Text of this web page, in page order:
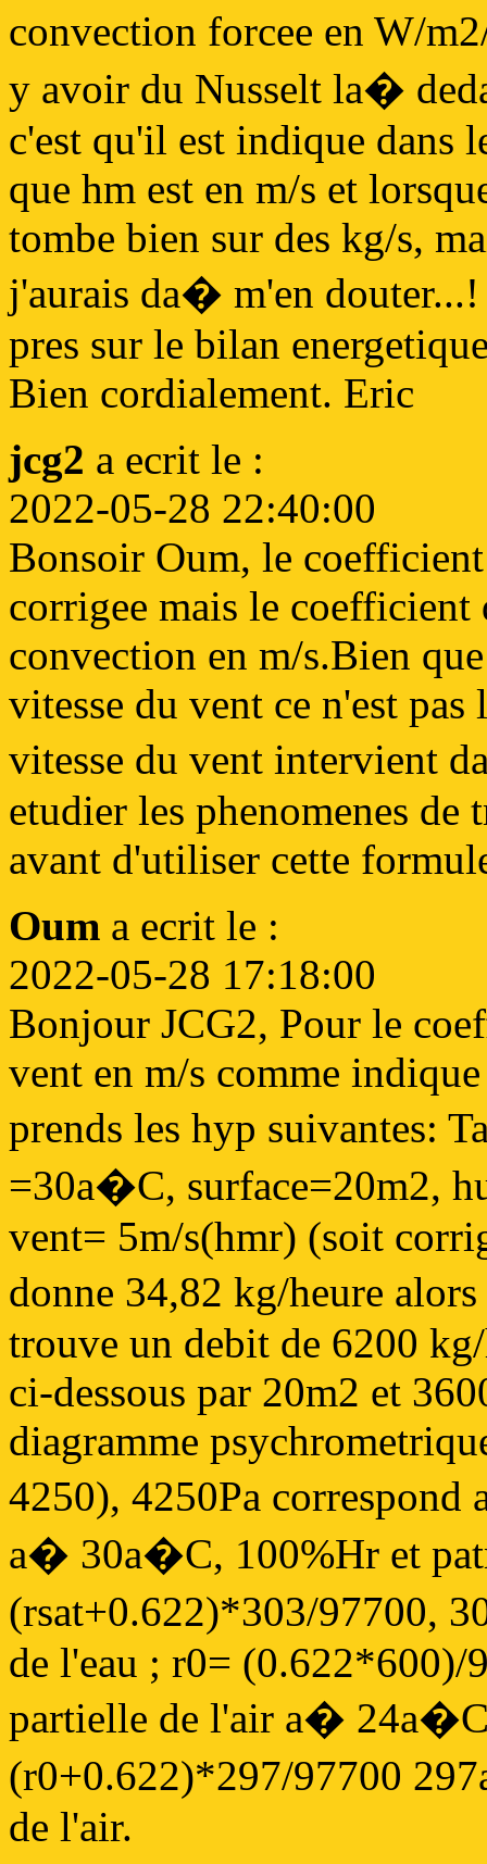
convection forcee en W/
y avoir du Nusselt la�
c'est qu'il est indique dans
que hm est en m/s et
tombe bien sur des kg/s,
j'aurais da� m'en douter...!
pres sur le bilan
Bien cordialement. Eric
jcg2 a ecrit le :
2022-05-28 22:40:00
Bonsoir Oum, le
corrigee mais le coefficient
convection en m/s.Bien
vitesse du vent ce n'est
vitesse du vent intervient
etudier les phenomenes de
avant d'utiliser cette
Oum a ecrit le :
2022-05-28 17:18:00
Bonjour JCG2, Pour le
vent en m/s comme
prends les hyp suivantes:
=30a�C, surface=20m2,
vent= 5m/s(hmr) (soit
donne 34,82 kg/heure
trouve un debit de 6200
ci-dessous par 20m2 et
diagramme
4250), 4250Pa correspond
a� 30a�C, 100%Hr et
(rsat+0.622)*303/97700,
de l'eau ; r0= (0.622*600)/
partielle de l'air a�
(r0+0.622)*297/97700
de l'air.